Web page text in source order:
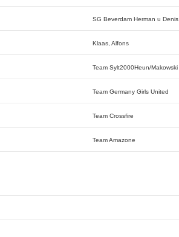
SG Beverdam Herman u Denis
Klaas, Alfons
Team Sylt2000Heun/Makowski
Team Germany Girls United
Team Crossfire
Team Amazone